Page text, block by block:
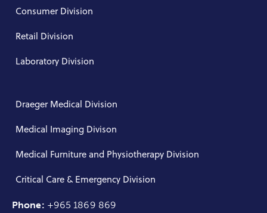
Consumer Division
Retail Division
Laboratory Division
Draeger Medical Division
Medical Imaging Divison
Medical Furniture and Physiotherapy Division
Critical Care & Emergency Division
Phone: +965 1869 869